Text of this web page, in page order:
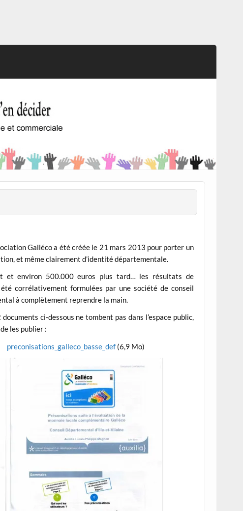
Galléco a été créée le 21 mars 2013 pour porter un
et même clairement d’identité départementale.
et environ 500.000 euros plus tard… les résultats de
corrélativement formulées par une société de conseil
à complètement reprendre la main.
ci-dessous ne tombent pas dans l’espace public,
les publier :
preconisations_galleco_basse_def(6,9 Mo)